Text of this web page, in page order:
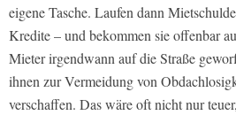
eigene Tasche. Laufen dann
Kredite – und bekommen sie offenbar
Mieter irgendwann auf die Straße
ihnen zur Vermeidung von
verschaffen. Das wäre oft nicht nur